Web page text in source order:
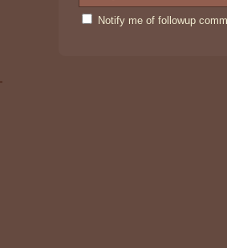
Notify me of followup